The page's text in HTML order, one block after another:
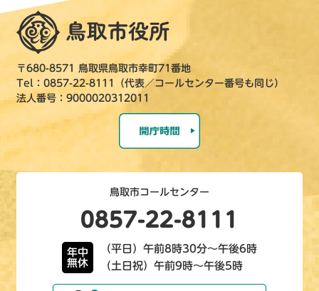
〒680-8571 鳥取県鳥取市幸町71番地
Tel：0857-22-8111（代表／コールセンター番号も同じ）
法人番号：9000020312011
鳥取市コールセンター
0857-22-8111
年中
無休
（平日）午前8時30分～午後6時
（土日祝）午前9時～午後5時